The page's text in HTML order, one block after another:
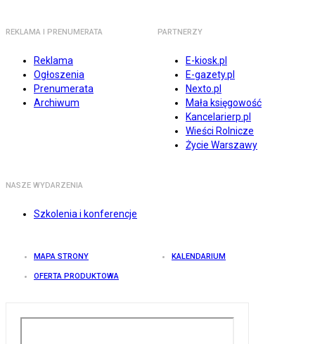
REKLAMA I PRENUMERATA
Reklama
Ogłoszenia
Prenumerata
Archiwum
PARTNERZY
E-kiosk.pl
E-gazety.pl
Nexto.pl
Mała księgowość
Kancelarierp.pl
Wieści Rolnicze
Życie Warszawy
NASZE WYDARZENIA
Szkolenia i konferencje
MAPA STRONY KALENDARIUM
OFERTA PRODUKTOWA